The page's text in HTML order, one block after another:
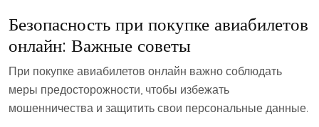
Безопасность при покупке авиабилетов
онлайн: Важные советы
При покупке авиабилетов онлайн важно соблюдать
меры предосторожности, чтобы избежать
мошенничества и защитить свои персональные данные.